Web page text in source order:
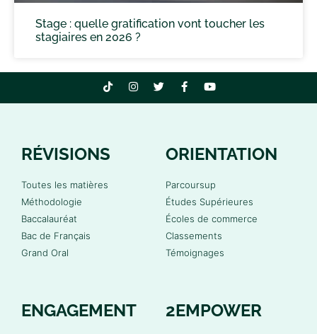
Stage : quelle gratification vont toucher les
stagiaires en 2026 ?
RÉVISIONS
Toutes les matières
Méthodologie
Baccalauréat
Bac de Français
Grand Oral
ORIENTATION
Parcoursup
Études Supérieures
Écoles de commerce
Classements
Témoignages
ENGAGEMENT 2EMPOWER